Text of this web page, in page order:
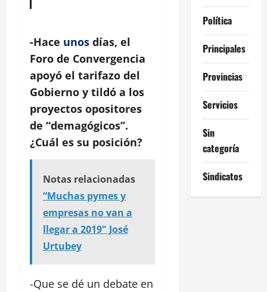
-Hace unos días, el
Foro de Convergencia
apoyó el tarifazo del
Gobierno y tildó a los
proyectos opositores
de “demagógicos”.
¿Cuál es su posición?
Notas relacionadas
“Muchas pymes y
empresas no van a
llegar a 2019" José
Urtubey
-Que se dé un debate en
Política
Principales
Provincias
Servicios
Sin
categoría
Sindicatos